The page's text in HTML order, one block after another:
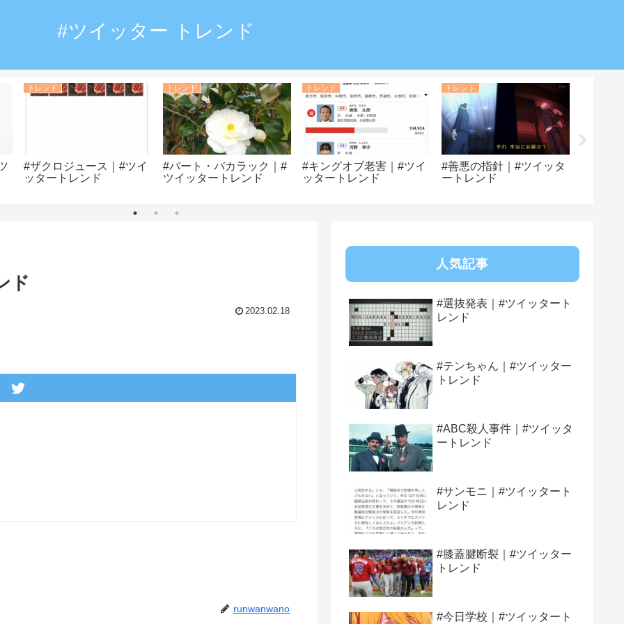
#ツイッター トレンド
トレンド
#ザクロジュース｜#ツイ
ッタートレンド
トレンド
#バート・バカラック｜#
ツイッタートレンド
トレンド
#キングオブ老害｜#ツイ
ッタートレンド
トレンド
#善悪の指針｜#ツイッタ
ートレンド
ド
2023.02.18
runwanwano
人気記事
#選抜発表｜#ツイッタート
レンド
#テンちゃん｜#ツイッター
トレンド
#ABC殺人事件｜#ツイッタ
ートレンド
#サンモニ｜#ツイッタート
レンド
#膝蓋腱断裂｜#ツイッター
トレンド
#今日学校｜#ツイッタート